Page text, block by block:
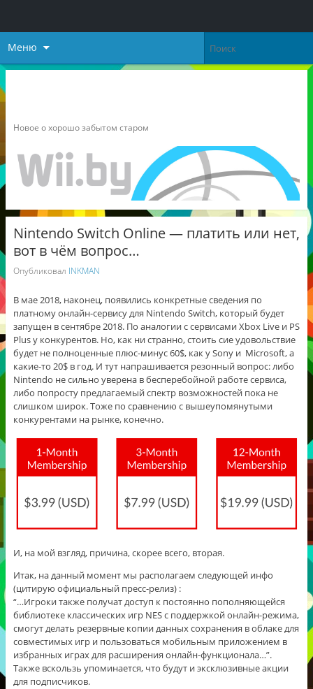
Меню
Новое о хорошо забытом старом
Nintendo Switch Online — платить или нет,
вот в чём вопрос…
Опубликовал INKMAN
В мае 2018, наконец, появились конкретные сведения по
платному онлайн-сервису для Nintendo Switch, который будет
запущен в сентябре 2018. По аналогии с сервисами Xbox Live и PS
Plus у конкурентов. Но, как ни странно, стоить сие удовольствие
будет не полноценные плюс-минус 60$, как у Sony и Microsoft, а
какие-то 20$ в год. И тут напрашивается резонный вопрос: либо
Nintendo не сильно уверена в бесперебойной работе сервиса,
либо попросту предлагаемый спектр возможностей пока не
слишком широк. Тоже по сравнению с вышеупомянутыми
конкурентами на рынке, конечно.
И, на мой взгляд, причина, скорее всего, вторая.
Итак, на данный момент мы располагаем следующей инфо
(цитирую официальный пресс-релиз) :
“…Игроки также получат доступ к постоянно пополняющейся
библиотеке классических игр NES с поддержкой онлайн-режима,
смогут делать резервные копии данных сохранения в облаке для
совместимых игр и пользоваться мобильным приложением в
избранных играх для расширения онлайн-функционала…”.
Также вскользь упоминается, что будут и эксклюзивные акции
для подписчиков.